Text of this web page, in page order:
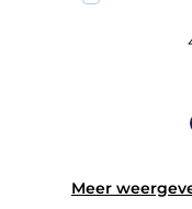
Meer